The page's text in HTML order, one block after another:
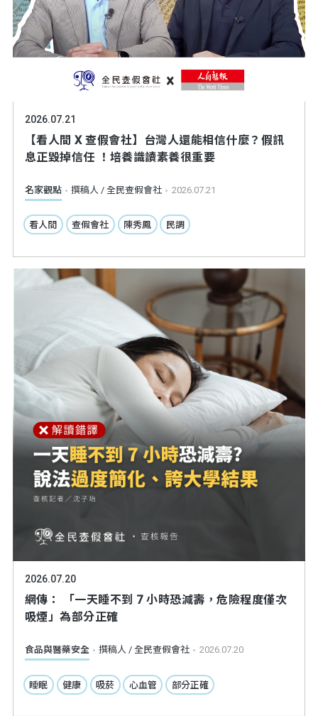
2026.07.21
【看人間 X 查假會社】台灣人還能相信什麼？假訊
息正毀掉信任 ！培養識讀素養很重要
名家觀點 撰稿人 / 全民查假會社 2026.07.21
看人間 查假會社 陳秀鳳 民調
2026.07.20
網傳： 「一天睡不到 7 小時恐減壽，危險程度僅次
吸煙」為部分正確
食品與醫藥安全 撰稿人 / 全民查假會社 2026.07.20
睡眠 健康 吸菸 心血管 部分正確